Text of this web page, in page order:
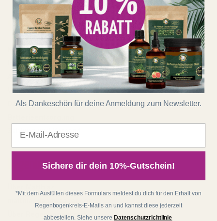
Shop
Kontakt
Impressum
AGB
Widerrufsrecht
Datenschutz
Zahlung und Versand
Regenbogenkreis
Über Regenbogenkreis
Als Dankeschön für deine Anmeldung zum Newsletter.
E-Mail
Sichere dir dein 10%-Gutschein!
*Mit dem Ausfüllen dieses Formulars meldest du dich für den Erhalt von
Regenbogenkreis-E-Mails an und kannst diese jederzeit
abbestellen. Siehe unsere Datenschutzrichtlinie